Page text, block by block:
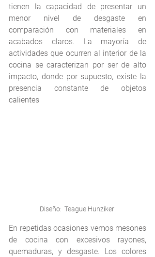
tienen la capacidad de presentar un
menor nivel de desgaste en
comparación con materiales en
acabados claros. La mayoría de
actividades que ocurren al interior de la
cocina se caracterizan por ser de alto
impacto, donde por supuesto, existe la
presencia constante de objetos
calientes
Diseño:  Teague Hunziker
En repetidas ocasiones vemos mesones
de cocina con excesivos rayones,
quemaduras, y desgaste. Los colores